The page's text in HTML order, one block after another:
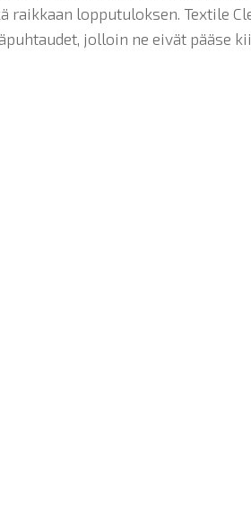
lopputuloksen. Textile
jolloin ne eivät pääse